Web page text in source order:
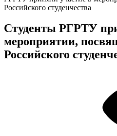
Российского студенчества
Студенты РГРТУ
мероприятии,
Российского